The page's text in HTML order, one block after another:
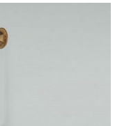
desde